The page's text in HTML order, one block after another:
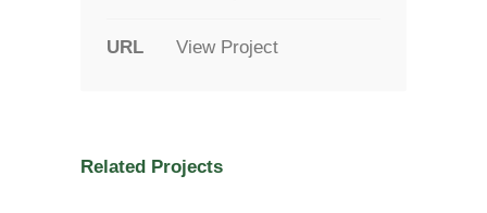
URL View Project
Related Projects